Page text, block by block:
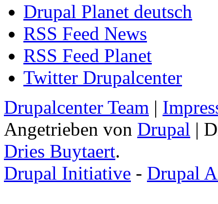
Drupal Planet deutsch
RSS Feed News
RSS Feed Planet
Twitter Drupalcenter
Drupalcenter Team |
Angetrieben von Drupal |
Dries Buytaert.
Drupal Initiative - Drupal